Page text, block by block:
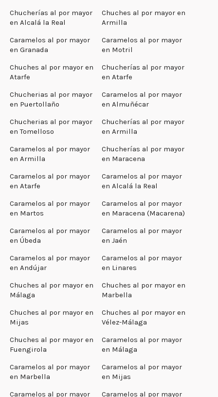
Chucherías al por mayor
en Alcalá la Real
Chuches al por mayor en
Armilla
Caramelos al por mayor
en Granada
Caramelos al por mayor
en Motril
Chuches al por mayor en
Atarfe
Chucherías al por mayor
en Atarfe
Chucherias al por mayor
en Puertollaño
Caramelos al por mayor
en Almuñécar
Chucherias al por mayor
en Tomelloso
Chucherías al por mayor
en Armilla
Caramelos al por mayor
en Armilla
Chucherías al por mayor
en Maracena
Caramelos al por mayor
en Atarfe
Caramelos al por mayor
en Alcalá la Real
Caramelos al por mayor
en Martos
Caramelos al por mayor
en Maracena (Macarena)
Caramelos al por mayor
en Úbeda
Caramelos al por mayor
en Jaén
Caramelos al por mayor
en Andújar
Caramelos al por mayor
en Linares
Chuches al por mayor en
Málaga
Chuches al por mayor en
Marbella
Chuches al por mayor en
Mijas
Chuches al por mayor en
Vélez-Málaga
Chuches al por mayor en
Fuengirola
Caramelos al por mayor
en Málaga
Caramelos al por mayor
en Marbella
Caramelos al por mayor
en Mijas
Caramelos al por mayor
Caramelos al por mayor